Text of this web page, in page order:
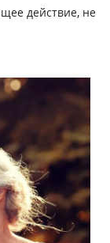
действие, не